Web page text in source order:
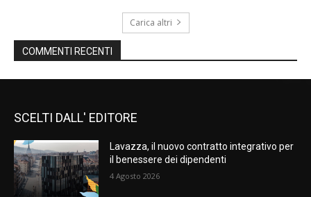
Carica altri
COMMENTI RECENTI
SCELTI DALL' EDITORE
Lavazza, il nuovo contratto integrativo per
il benessere dei dipendenti
4 Agosto 2026